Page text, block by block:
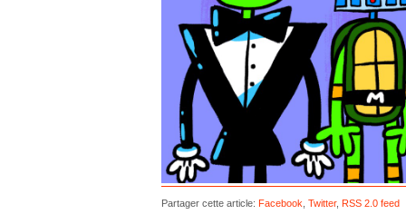
Partager cette article: Facebook Twitter, RSS 2.0 feed